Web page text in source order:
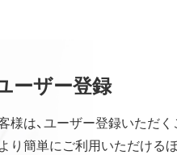
ーザー登録
様は、ユーザー登録いただ
り簡単にご利用いただけるほ